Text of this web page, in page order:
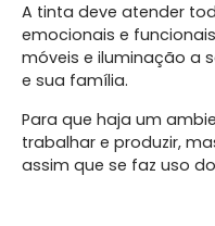
A tinta deve atender
emocionais e
móveis e iluminação a
e sua família.
Para que haja um
trabalhar e produzir,
assim que se faz uso